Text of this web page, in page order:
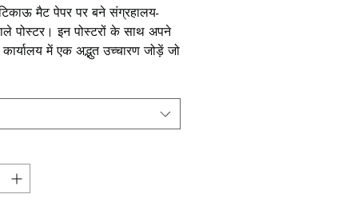
मैट पेपर पर बने संग्रहालय-
पोस्टर। इन पोस्टरों के साथ अपने
में एक अद्भुत उच्चारण जोड़ें जो